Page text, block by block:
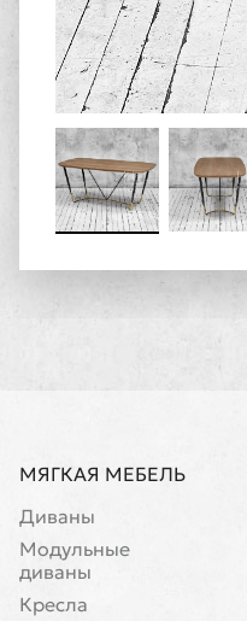
МЯГКАЯ МЕБЕЛЬ
Диваны
Модульные
диваны
Кресла